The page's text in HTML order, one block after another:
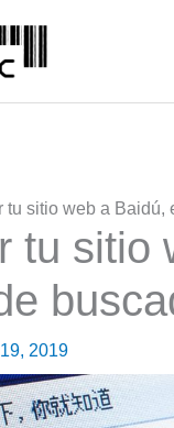
tu sitio web a Baidú,
tu sitio
2019